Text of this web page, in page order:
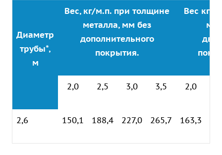
Диаметр
трубы*,
м
Вес, кг/м.п. при толщине
металла, мм без
дополнительного
покрытия.
Вес кг/
2,0 2,5 3,0 3,5 2,0
2,6 150,1 188,4 227,0 265,7 163,3